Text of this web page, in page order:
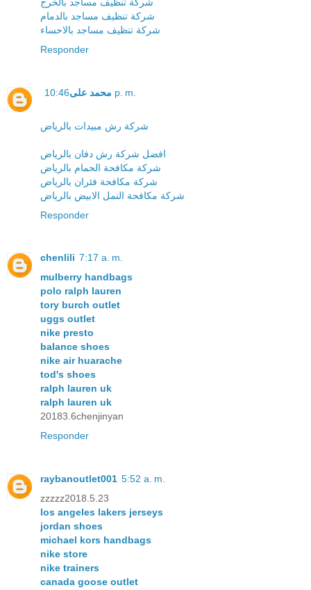
شركة تنظيف مساجد بالدمام
شركة تنظيف مساجد بالاحساء
Responder
محمد على 10:46 p. m.
شركة رش مبيدات بالرياض
افضل شركة رش دفان بالرياض
شركة مكافحة الحمام بالرياض
شركة مكافحة فئران بالرياض
شركة مكافحة النمل الابيض بالرياض
Responder
chenlili 7:17 a. m.
mulberry handbags
polo ralph lauren
tory burch outlet
uggs outlet
nike presto
balance shoes
nike air huarache
tod's shoes
ralph lauren uk
ralph lauren uk
20183.6chenjinyan
Responder
raybanoutlet001 5:52 a. m.
zzzzz2018.5.23
los angeles lakers jerseys
jordan shoes
michael kors handbags
nike store
nike trainers
canada goose outlet